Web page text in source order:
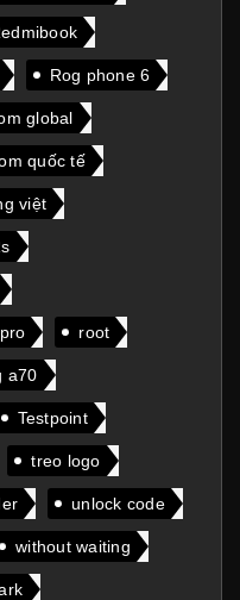
Rog phone 6
global
quốc tế
việt
root
a70
Testpoint
treo logo
unlock code
without waiting